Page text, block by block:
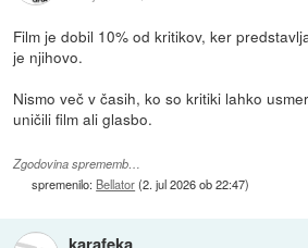
Film je dobil 10% od kritikov, ker
je njihovo.
Nismo več v časih, ko so kritiki lahko
uničili film ali glasbo.
Zgodovina sprememb…
spremenilo: Bellator(2. jul 2026 ob 22:47)
karafeka